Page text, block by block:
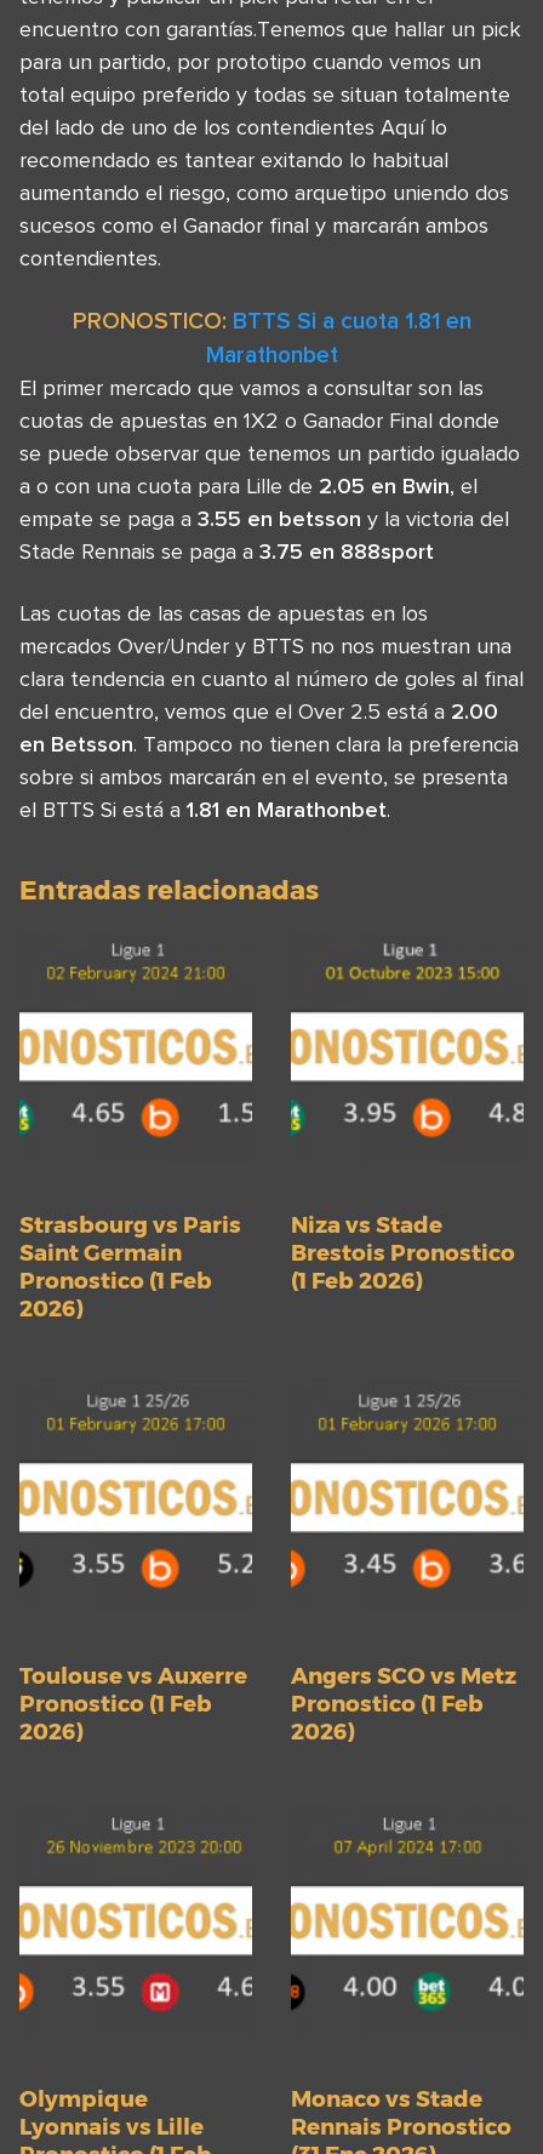
encuentro con garantías.Tenemos que hallar un pick
para un partido, por prototipo cuando vemos un
total equipo preferido y todas se situan totalmente
del lado de uno de los contendientes Aquí lo
recomendado es tantear exitando lo habitual
aumentando el riesgo, como arquetipo uniendo dos
sucesos como el Ganador final y marcarán ambos
contendientes.
PRONOSTICO: BTTS Si a cuota 1.81 en
Marathonbet
El primer mercado que vamos a consultar son las
cuotas de apuestas en 1X2 o Ganador Final donde
se puede observar que tenemos un partido igualado
a o con una cuota para Lille de 2.05 en Bwin, el
empate se paga a 3.55 en betsson y la victoria del
Stade Rennais se paga a 3.75 en 888sport
Las cuotas de las casas de apuestas en los
mercados Over/Under y BTTS no nos muestran una
clara tendencia en cuanto al número de goles al final
del encuentro, vemos que el Over 2.5 está a 2.00
en Betsson. Tampoco no tienen clara la preferencia
sobre si ambos marcarán en el evento, se presenta
el BTTS Si está a 1.81 en Marathonbet.
Entradas relacionadas
Strasbourg vs Paris
Saint Germain
Pronostico (1 Feb
2026)
Niza vs Stade
Brestois Pronostico
(1 Feb 2026)
Toulouse vs Auxerre
Pronostico (1 Feb
2026)
Angers SCO vs Metz
Pronostico (1 Feb
2026)
Olympique
Lyonnais vs Lille
Monaco vs Stade
Rennais Pronostico